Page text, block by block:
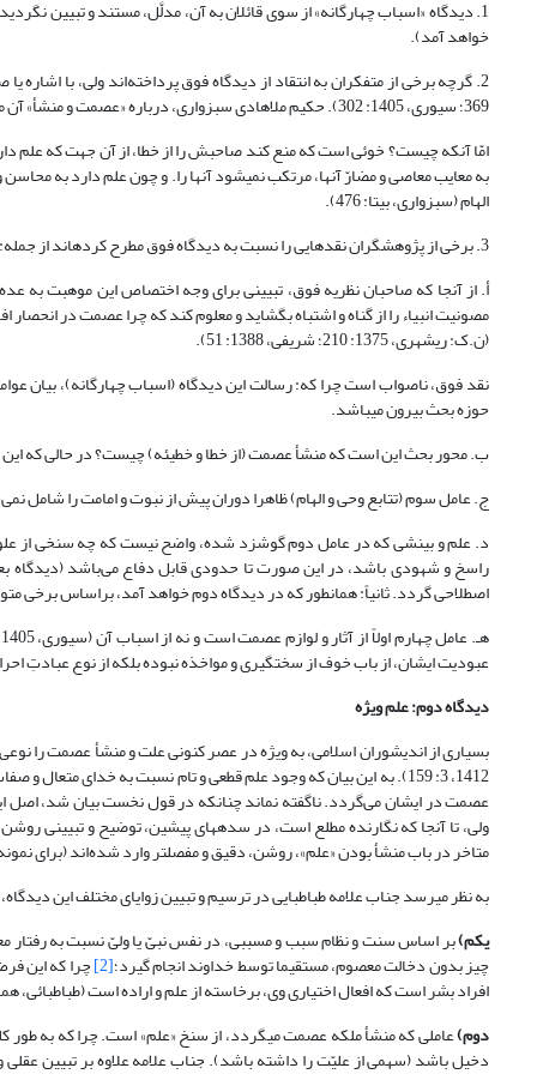
1. دیدگاه «اسباب چهارگانه» از سوی قائلان به آن، مدلَّل، مستند و تبیین
خواهد آمد).
369؛ سیوری، 1405: 302). حکیم ملاهادی سبزواری، درباره «عصمت و منشأ» آن می‏نویسد:
امّا آنکه چیست؟ خوئى است که منع کند صاحبش را از خطا، از آن جهت که علم
به معایب معاصى و مضارّ آنها، مرتکب نمى‏شود آنها را. و چون علم دارد به محاسن و
الهام (سبزواری، بی‏تا: 476).
3. برخی از پژوهشگران نقدهایی را نسبت به دیدگاه فوق مطرح کرده‏اند از جمله:
أ. از آنجا که صاحبان نظریه فوق، تبیینی برای وجه اختصاص این موهبت به
مصونیت انبیاء را از گناه و اشتباه بگشاید و معلوم کند که چرا عصمت در
(ن.ک: ری‏شهری، 1375: 210؛ شریفی، 1388: 51).
نقد فوق، ناصواب است چرا که: رسالت این دیدگاه (اسباب چهارگانه)،
حوزه بحث بیرون می‏باشد.
ب. محور بحث این است که منشأ عصمت (از خطا و خطیئه) چیست؟ در حالی که
ج. عامل سوم (تتابع وحی و الهام) ظاهرا دوران پیش از نبوت و امامت را شامل
د. علم و بینشی که در عامل دوم گوشزد شده، واضح نیست که چه سنخی از
راسخ و شهودی باشد، در این صورت تا حدودی قابل دفاع می‌باشد (دیدگاه
اصطلاحی گردد. ثانیاً: همانطور که در دیدگاه دوم خواهد آمد، براساس
عبودیت ایشان، از باب خوف از سخت‏گیری و مواخذه نبوده بلکه از نوع عبادتِ
دیدگاه دوم: علم ویژه
1412، 3: 159). به این بیان که وجود علم قطعی و تام نسبت به خدای
ولی، تا آنجا که نگارنده مطلع است، در سده‏های پیشین، توضیح و تبیینی
متاخر در باب منشأ بودن «علم»، روشن، دقیق و مفصل‏تر وارد شده‌اند (برای نمونه ن.ک. طباطبائی، همان، 2: 134؛ مطهری،
به نظر می‏رسد جناب علامه طباطبایی در ترسیم و تبیین زوایای مختلف این
یکم)بر اساس سنت و نظام سبب و مسببی، در نفس نبیّ یا ولیّ نسبت به
چیز بدون دخالت معصوم، مستقیما توسط خداوند انجام گیرد؛[2] چرا که این
افراد بشر است که افعال اختیاری وی، برخاسته از علم و اراده است (طباطبائی، همان، 2:
دوم)عاملی که منشأ ملکه عصمت می‏گردد، از سنخ «علم» است. چرا که به